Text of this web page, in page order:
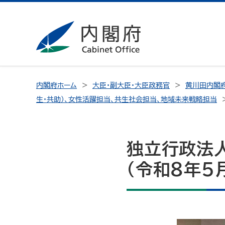
内閣府ホーム 大臣・副大臣・大臣政務官
黄川田内閣
生・共助）、女性活躍担当、共生社会担当、地域未来戦略担当
独立行政法
（令和8年5